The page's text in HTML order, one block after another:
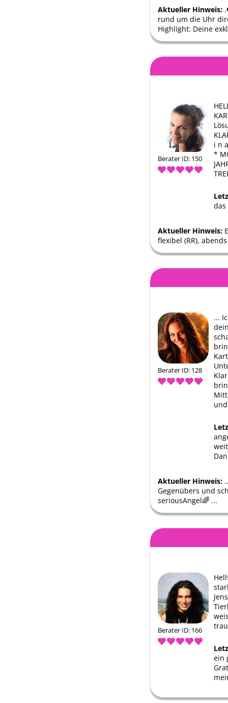
Aktueller Hinweis:
rund um die Uhr
Highlight: Deine
Berater ID: 150
i n
*
das
Aktueller Hinweis:
flexibel (RR),
Berater ID: 128
...
Aktueller Hinweis:
Gegenübers und
seriousAngel🌈 ...
Berater ID: 166
ein